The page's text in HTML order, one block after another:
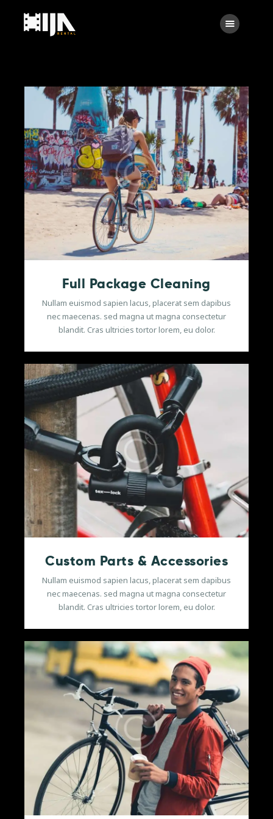
About Us
Rental
Contact Us
Search
facebook
instagramm
x linkedin
Full Package Cleaning
Nullam euismod sapien lacus, placerat sem dapibus
nec maecenas. sed magna ut magna consectetur
blandit. Cras ultricies tortor lorem, eu dolor.
Custom Parts & Accessories
Nullam euismod sapien lacus, placerat sem dapibus
nec maecenas. sed magna ut magna consectetur
blandit. Cras ultricies tortor lorem, eu dolor.